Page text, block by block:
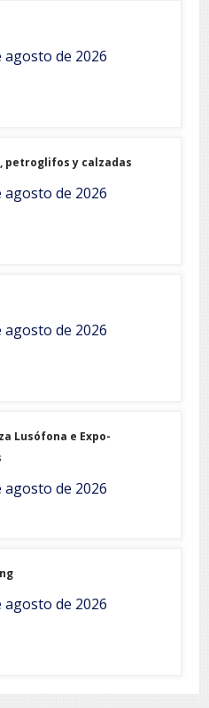
agosto de 2026
petroglifos y calzadas
agosto de 2026
agosto de 2026
Lusófona e Expo-
agosto de 2026
agosto de 2026